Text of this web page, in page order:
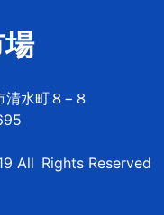
清水町８−８
All Rights Reserved